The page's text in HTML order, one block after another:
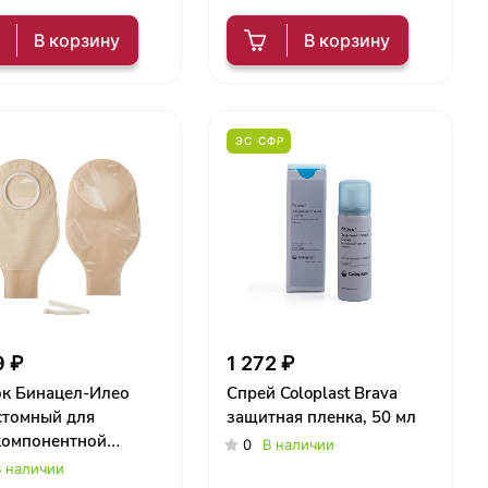
В корзину В корзину
₽
Бинацел-Илео
для
№10
наличии
ЭС СФР
1 272 ₽
Спрей Coloplast Brava
защитная пленка, 50 мл
0 В наличии